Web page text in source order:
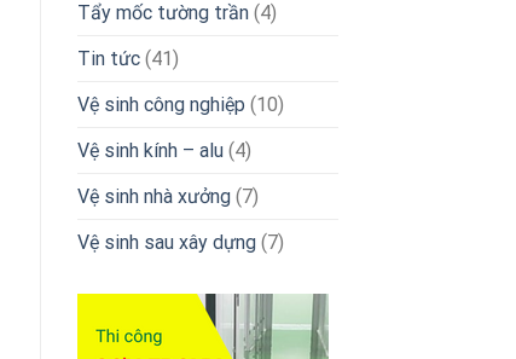
Tẩy mốc tường trần(4)
Tin tức(41)
Vệ sinh công nghiệp (10)
Vệ sinh kính – alu(4)
Vệ sinh nhà xưởng(7)
Vệ sinh sau xây dựng(7)